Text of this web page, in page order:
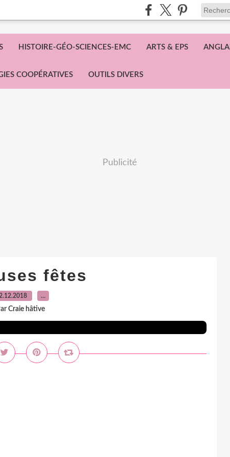
HISTOIRE-GÉO-SCIENCES-EMC ARTS & EPS
COOPÉRATIVES OUTILS DIVERS
Publicité
fêtes
…
Craie hâtive